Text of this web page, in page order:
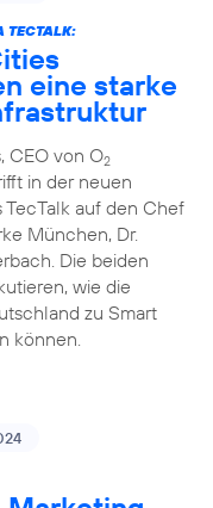
TECTALK:
eine starke
CEO von O2
in der neuen
TecTalk auf den Chef
München, Dr.
Die beiden
wie die
zu Smart
können.